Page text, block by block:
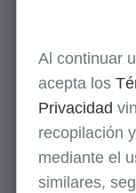
Al continuar
acepta los
Privacidad
recopilación
mediante el
similares,